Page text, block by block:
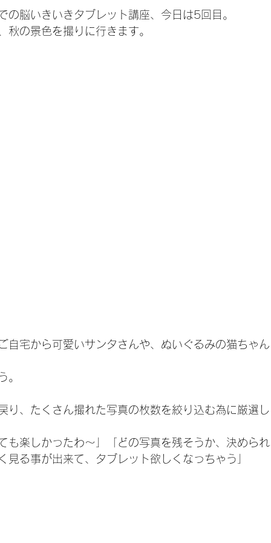
の脳いきいきタブレット講座、今日は5回目。
秋の景色を撮りに行きます。
自宅から可愛いサンタさんや、ぬいぐるみの猫ちゃ
。
り、たくさん撮れた写真の枚数を絞り込む為に厳選
も楽しかったわ〜」「どの写真を残そうか、決めら
見る事が出来て、タブレット欲しくなっちゃう」